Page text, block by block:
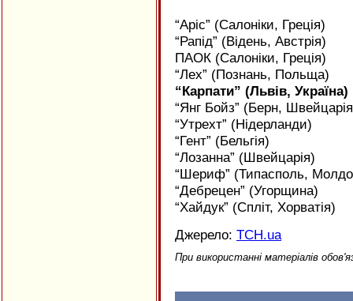
“Аріс” (Салоніки, Греція)
“Рапід” (Відень, Австрія)
ПАОК (Салоніки, Греція)
“Лех” (Познань, Польща)
“Карпати” (Львів, Україна)
“Янг Бойз” (Берн,
“Утрехт” (Нідерланди)
“Гент” (Бельгія)
“Лозанна” (Швейцарія)
“Шериф” (Типасполь,
“Дебрецен” (Угорщина)
“Хайдук” (Спліт, Хорватія)
Джерело: ТСН.ua
При використанні матеріалів